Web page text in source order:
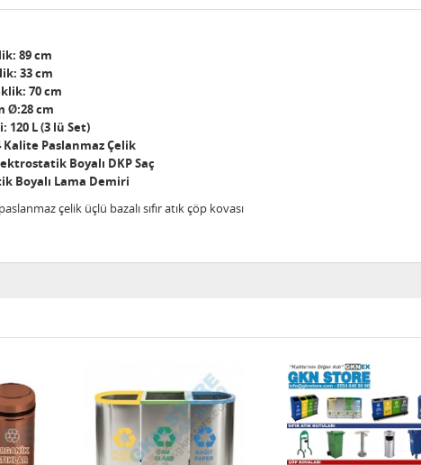
89 cm
33 cm
70 cm
Ø:28 cm
L (3 lü Set)
Kalite Paslanmaz Çelik
Boyalı DKP Saç
Boyalı Lama Demiri
çelik üçlü bazalı sıfır atık çöp kovası